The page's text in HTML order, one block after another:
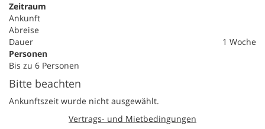
Zeitraum
Ankunft
Abreise
Dauer
1 Woche
Personen
Bis zu 6 Personen
Bitte beachten
Ankunftszeit wurde nicht ausgewählt.
Vertrags- und Mietbedingungen